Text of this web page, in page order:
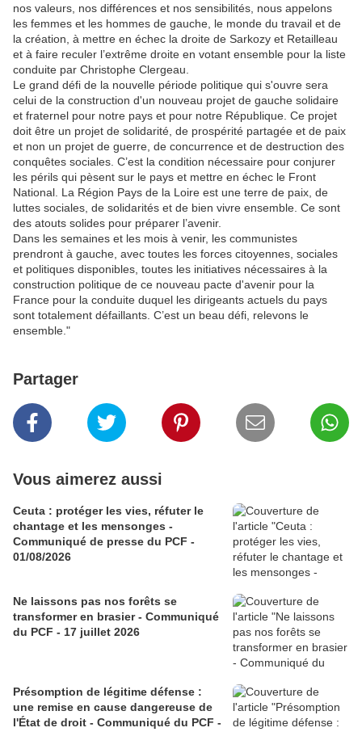
nos valeurs, nos différences et nos sensibilités, nous appelons
les femmes et les hommes de gauche, le monde du travail et de
la création, à mettre en échec la droite de Sarkozy et Retailleau
et à faire reculer l’extrême droite en votant ensemble pour la liste
conduite par Christophe Clergeau.
Le grand défi de la nouvelle période politique qui s'ouvre sera
celui de la construction d'un nouveau projet de gauche solidaire
et fraternel pour notre pays et pour notre République. Ce projet
doit être un projet de solidarité, de prospérité partagée et de paix
et non un projet de guerre, de concurrence et de destruction des
conquêtes sociales. C’est la condition nécessaire pour conjurer
les périls qui pèsent sur le pays et mettre en échec le Front
National. La Région Pays de la Loire est une terre de paix, de
luttes sociales, de solidarités et de bien vivre ensemble. Ce sont
des atouts solides pour préparer l’avenir.
Dans les semaines et les mois à venir, les communistes
prendront à gauche, avec toutes les forces citoyennes, sociales
et politiques disponibles, toutes les initiatives nécessaires à la
construction politique de ce nouveau pacte d'avenir pour la
France pour la conduite duquel les dirigeants actuels du pays
sont totalement défaillants. C’est un beau défi, relevons le
ensemble."
Partager
Vous aimerez aussi
Ceuta : protéger les vies, réfuter le
chantage et les mensonges -
Communiqué de presse du PCF -
01/08/2026
Ne laissons pas nos forêts se
transformer en brasier - Communiqué
du PCF - 17 juillet 2026
Présomption de légitime défense :
une remise en cause dangereuse de
l'État de droit - Communiqué du PCF -